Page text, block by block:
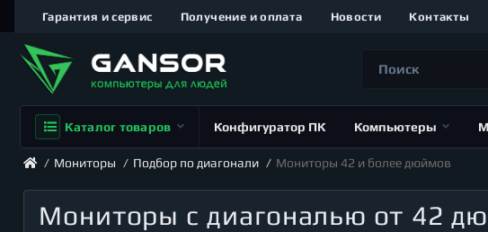
Гарантия и сервис Получение и оплата Новости Контакты
Каталог товаров Конфигуратор ПК Компьютеры
Мониторы Подбор по диагонали Мониторы 42 и более дюймов
Мониторы с диагональю от 42